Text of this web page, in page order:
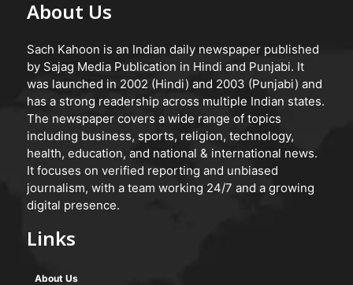
About Us
Sach Kahoon is an Indian daily newspaper published
by Sajag Media Publication in Hindi and Punjabi. It
was launched in 2002 (Hindi) and 2003 (Punjabi) and
has a strong readership across multiple Indian states.
The newspaper covers a wide range of topics
including business, sports, religion, technology,
health, education, and national & international news.
It focuses on verified reporting and unbiased
journalism, with a team working 24/7 and a growing
digital presence.
Links
About Us